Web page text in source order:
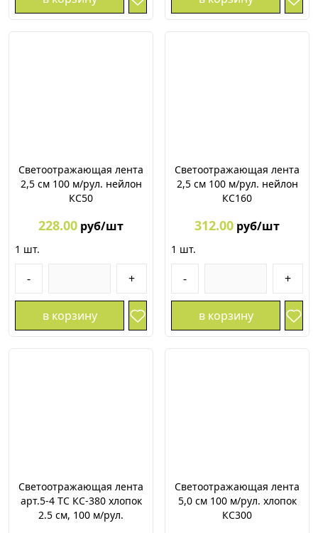
Светоотражающая лента
2,5 см 100 м/рул. нейлон
КС50
228.00 руб/шт
1 шт.
- +
в корзину
Светоотражающая лента
2,5 см 100 м/рул. нейлон
КС160
312.00 руб/шт
1 шт.
- +
в корзину
Светоотражающая лента
арт.5-4 ТС КС-380 хлопок
2.5 см, 100 м/рул.
Светоотражающая лента
5,0 см 100 м/рул. хлопок
КС300